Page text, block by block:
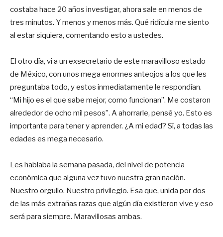
costaba hace 20 años investigar, ahora sale en menos de
tres minutos. Y menos y menos más. Qué ridícula me siento
al estar siquiera, comentando esto a ustedes.
El otro día, vi a un exsecretario de este maravilloso estado
de México, con unos mega enormes anteojos a los que les
preguntaba todo, y estos inmediatamente le respondían.
“Mi hijo es el que sabe mejor, como funcionan”. Me costaron
alrededor de ocho mil pesos”. A ahorrarle, pensé yo. Esto es
importante para tener y aprender. ¿A mi edad? Sí, a todas las
edades es mega necesario.
Les hablaba la semana pasada, del nivel de potencia
económica que alguna vez tuvo nuestra gran nación.
Nuestro orgullo. Nuestro privilegio. Esa que, unida por dos
de las más extrañas razas que algún día existieron vive y eso
será para siempre. Maravillosas ambas.